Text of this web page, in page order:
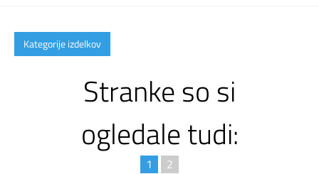
Kategorije izdelkov
Stranke so si
ogledale tudi:
1 2